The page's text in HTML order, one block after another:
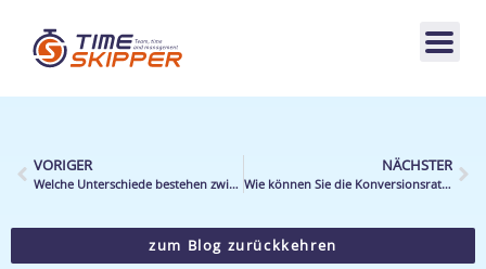
VORIGER
Welche Unterschiede bestehen zwischen der Aktivitätssteuerung und dem Workforce Management?
NÄCHSTER
Wie können Sie die Konversionsrate in Ihrer Filiale erhöhen?
zum Blog zurückkehren